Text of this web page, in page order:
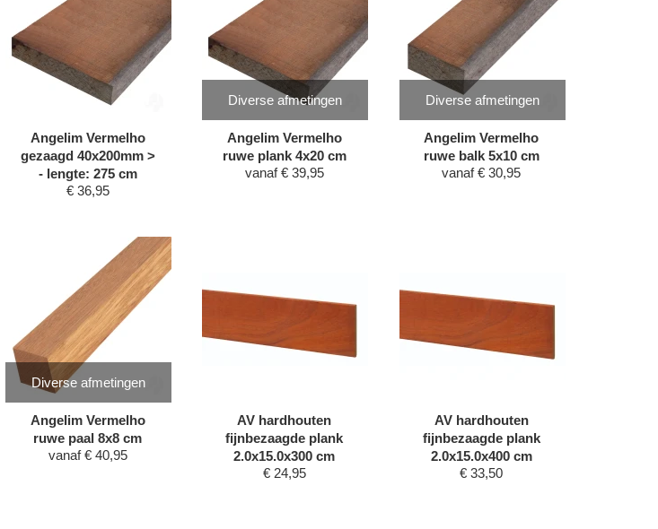
Angelim Vermelho
gezaagd 40x200mm >
- lengte: 275 cm
€ 36,95
Diverse afmetingen
Angelim Vermelho
ruwe plank 4x20 cm
vanaf € 39,95
Diverse afmetingen
Angelim Vermelho
ruwe balk 5x10 cm
vanaf € 30,95
Diverse afmetingen
Angelim Vermelho
ruwe paal 8x8 cm
vanaf € 40,95
AV hardhouten
fijnbezaagde plank
2.0x15.0x300 cm
€ 24,95
AV hardhouten
fijnbezaagde plank
2.0x15.0x400 cm
€ 33,50